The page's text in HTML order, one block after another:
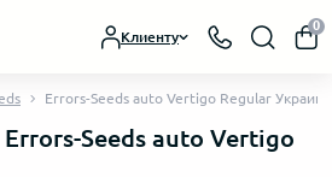
Клиенту
0
Errors-Seeds auto Vertigo Regular Украина
Seeds auto Vertigo